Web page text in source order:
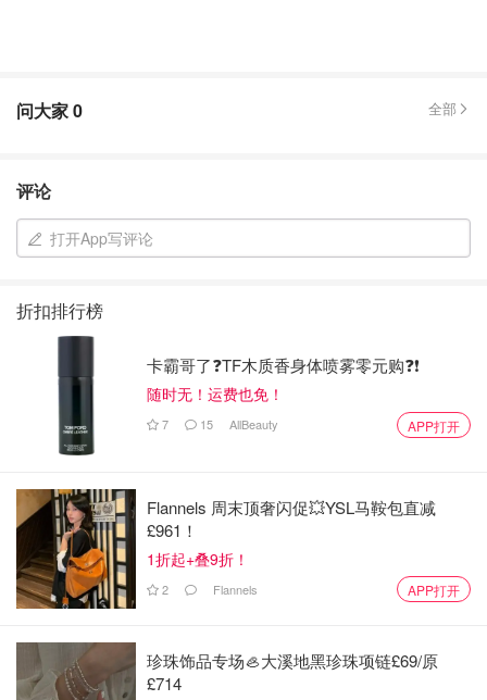
3. 凉拌土豆片
豆洗净，去皮后切薄片，用水冲洗土豆片去除土豆片表面过
多的淀粉。锅中加水煮开后，下入切好土豆片，煮5分钟左
问大家0 全部
评论
打开App写评论
折扣排行榜
卡霸哥了❓TF木质香身体喷雾零元购❓❗
随时无！运费也免！
7 15 AllBeauty APP打开
Flannels 周末顶奢闪促💥YSL马鞍包直减
£961！
1折起+叠9折！
2 Flannels APP打开
珍珠饰品专场🦪大溪地黑珍珠项链£69/原
£714